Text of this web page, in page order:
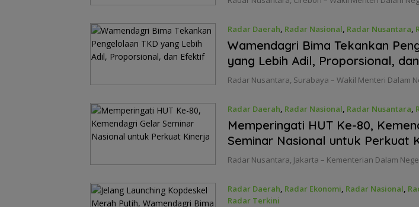
Radar Daerah, Radar Nasional, Radar Nusantara,
Agustus 22, 2025
Wamendagri Bima Tekankan
yang Lebih Adil, Proporsional,
Radar Nusantara, Surabaya – Wakil Menteri Dalam
Radar Daerah, Radar Nasional, Radar Nusantara,
Agustus 19, 2025
Memperingati HUT Ke-80,
Seminar Nasional untuk Perkuat
Radar Nusantara, Jakarta – Kementerian Dalam
Radar Daerah, Radar Ekonomi, Radar Nasional,
Radar Terkini